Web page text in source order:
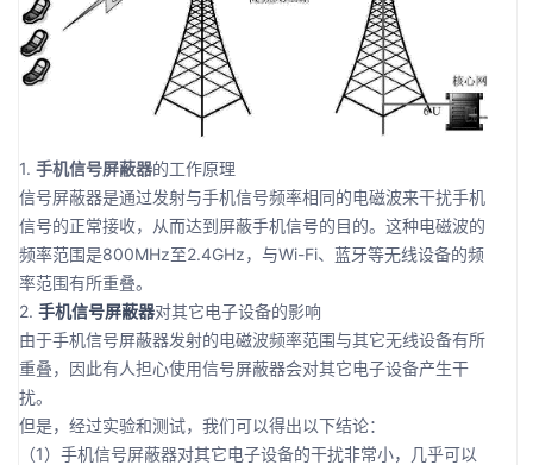
1. 手机信号屏蔽器的工作原理
信号屏蔽器是通过发射与手机信号频率相同的电磁波来干扰手机
信号的正常接收，从而达到屏蔽手机信号的目的。这种电磁波的
频率范围是800MHz至2.4GHz，与Wi-Fi、蓝牙等无线设备的频
率范围有所重叠。
2. 手机信号屏蔽器对其它电子设备的影响
由于手机信号屏蔽器发射的电磁波频率范围与其它无线设备有所
重叠，因此有人担心使用信号屏蔽器会对其它电子设备产生干
扰。
但是，经过实验和测试，我们可以得出以下结论：
（1）手机信号屏蔽器对其它电子设备的干扰非常小，几乎可以